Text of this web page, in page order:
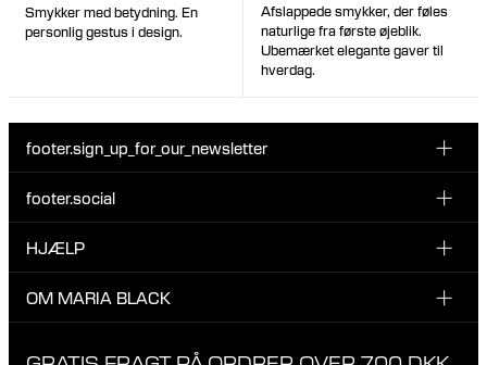
Smykker med betydning. En
personlig gestus i design.
Afslappede smykker, der føles
naturlige fra første øjeblik.
Ubemærket elegante gaver til
hverdag.
footer.sign_up_for_our_newsletter
Tilmeld dig vores nyhedsbrev og vær den første til at blive
nyheder fra Maria Black.
footer.social
INSTAGRAM
TIKTOK
HJÆLP
KUNDESERVICE & KONTAKT
OM MARIA BLACK